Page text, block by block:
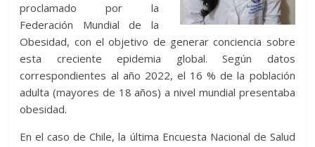
proclamado por la
Federación Mundial de la
Obesidad, con el objetivo de generar conciencia sobre
esta creciente epidemia global. Según datos
correspondientes al año 2022, el 16 % de la población
adulta (mayores de 18 años) a nivel mundial presentaba
obesidad.
En el caso de Chile, la última Encuesta Nacional de Salud